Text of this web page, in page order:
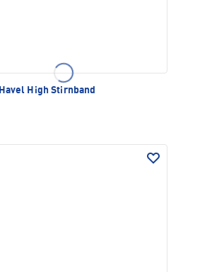
Havel High Stirnband